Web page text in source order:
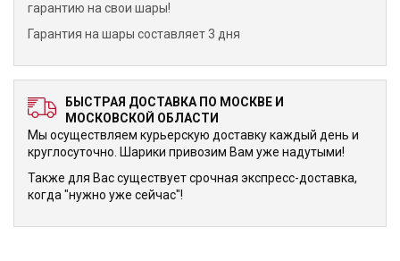
гарантию на свои шары!
Гарантия на шары составляет 3 дня
БЫСТРАЯ ДОСТАВКА ПО МОСКВЕ И
МОСКОВСКОЙ ОБЛАСТИ
Мы осуществляем курьерскую доставку каждый день и
круглосуточно. Шарики привозим Вам уже надутыми!
Также для Вас существует срочная экспресс-доставка,
когда "нужно уже сейчас"!